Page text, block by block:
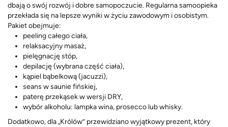
dbają o swój rozwój i dobre samopoczucie. Regularna samoopieka
przekłada się na lepsze wyniki w życiu zawodowym i osobistym.
Pakiet obejmuje:
peeling całego ciała,
relaksacyjny masaż,
pielęgnację stóp,
depilację (wybrana część ciała),
kąpiel bąbelkową (jacuzzi),
seans w saunie fińskiej,
paterę przekąsek w wersji DRY,
wybór alkoholu: lampka wina, prosecco lub whisky.
Dodatkowo, dla „Królów” przewidziano wyjątkowy prezent, który